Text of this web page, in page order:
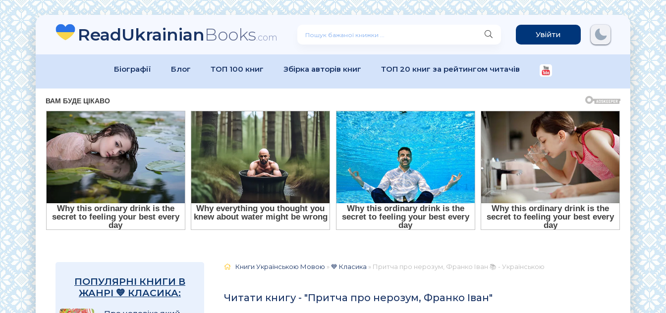
ReadUkrainianBooks.com Увійти
Біографії Блог ТОП 100 книг Збірка авторів книг ТОП 20 книг за рейтингом читачів
ПОПУЛЯРНІ КНИГИ В
ЖАНРІ 💙 КЛАСИКА:
Книги Українською Мовою »💙 Класика » Притча про нерозум, Франко Іван 📚 - Українською
Читати книгу - "Притча про нерозум, Франко Іван"